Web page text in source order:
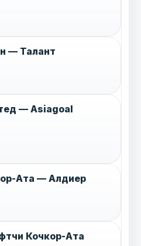
— Талант
— Asiagoal
Ата — Алдиер
Кочкор-Ата